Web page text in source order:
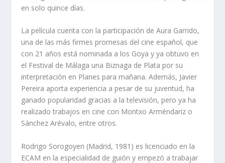
en solo quince días.
La película cuenta con la participación de Aura Garrido,
una de las más firmes promesas del cine español, que
con 21 años está nominada a los Goya y ya obtuvo en
el Festival de Málaga una Biznaga de Plata por su
interpretación en Planes para mañana. Además, Javier
Pereira aporta experiencia a pesar de su juventud, ha
ganado popularidad gracias a la televisión, pero ya ha
realizado trabajos en cine con Montxo Arméndariz o
Sánchez Arévalo, entre otros.
Rodrigo Sorogoyen (Madrid, 1981) es licenciado en la
ECAM en la especialidad de guión y empezó a trabajar